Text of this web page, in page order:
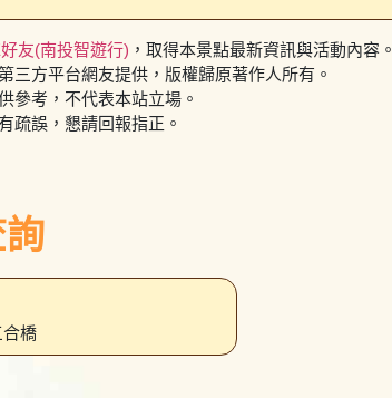
友(南投智遊行) ，取得本景點最新資訊與活動內容。
三方平台網友提供，版權歸原著作人所有。
參考，不代表本站立場。
疏誤，懇請回報指正。
橋